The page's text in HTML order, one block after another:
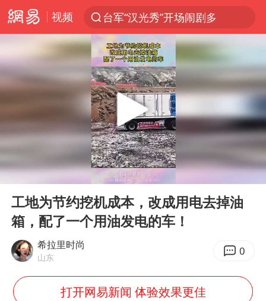
视频
台军“汉光秀”开场闹剧多
夜幕落下 运动上场
泰交通部副部长回应中国人遭歧视手势
改名后的“青海拉面”店
1岁宝宝碰坏纸巾盒 宝妈被索赔924元
男子结婚8年3个女儿均非亲生
台风白海豚逼近 暴雨大暴雨来袭
“空调24小时开着更省电”不实
Play
00:00 00:11
工地为节约挖机成本，改成用电去掉油
箱，配了一个用油发电的车！
希拉里时尚
山东 0
打开网易新闻 体验效果更佳